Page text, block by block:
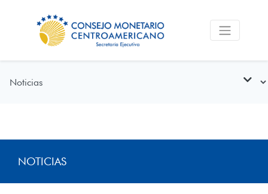
NOTICIAS